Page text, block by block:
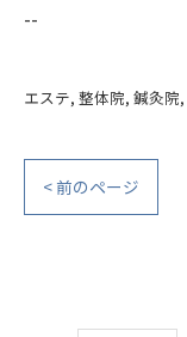
--
エステ 整体院 鍼灸院
< 前のページ